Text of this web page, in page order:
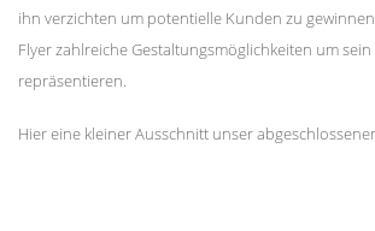
ihn verzichten um potentielle Kunden zu
Flyer zahlreiche Gestaltungsmöglichkeiten um
repräsentieren.
Hier eine kleiner Ausschnitt unser